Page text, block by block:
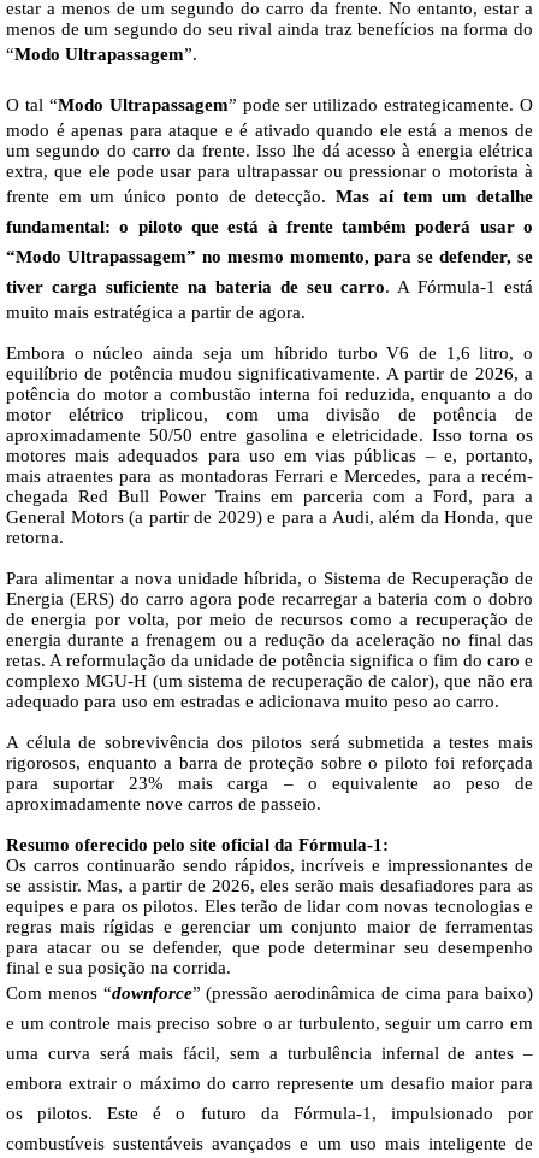
estar a menos de um segundo do carro da frente. No entanto, estar a
menos de um segundo do seu rival ainda traz benefícios na forma do
“Modo Ultrapassagem”.
O tal “Modo Ultrapassagem” pode ser utilizado estrategicamente. O
modo é apenas para ataque e é ativado quando ele está a menos de
um segundo do carro da frente. Isso lhe dá acesso à energia elétrica
extra, que ele pode usar para ultrapassar ou pressionar o motorista à
frente em um único ponto de detecção. Mas aí tem um detalhe
fundamental: o piloto que está à frente também poderá usar o
“Modo Ultrapassagem” no mesmo momento, para se defender, se
tiver carga suficiente na bateria de seu carro. A Fórmula-1 está
muito mais estratégica a partir de agora.
Embora o núcleo ainda seja um híbrido turbo V6 de 1,6 litro, o
equilíbrio de potência mudou significativamente. A partir de 2026, a
potência do motor a combustão interna foi reduzida, enquanto a do
motor elétrico triplicou, com uma divisão de potência de
aproximadamente 50/50 entre gasolina e eletricidade. Isso torna os
motores mais adequados para uso em vias públicas – e, portanto,
mais atraentes para as montadoras Ferrari e Mercedes, para a recém-
chegada Red Bull Power Trains em parceria com a Ford, para a
General Motors (a partir de 2029) e para a Audi, além da Honda, que
retorna.
Para alimentar a nova unidade híbrida, o Sistema de Recuperação de
Energia (ERS) do carro agora pode recarregar a bateria com o dobro
de energia por volta, por meio de recursos como a recuperação de
energia durante a frenagem ou a redução da aceleração no final das
retas. A reformulação da unidade de potência significa o fim do caro e
complexo MGU-H (um sistema de recuperação de calor), que não era
adequado para uso em estradas e adicionava muito peso ao carro.
A célula de sobrevivência dos pilotos será submetida a testes mais
rigorosos, enquanto a barra de proteção sobre o piloto foi reforçada
para suportar 23% mais carga – o equivalente ao peso de
aproximadamente nove carros de passeio.
Resumo oferecido pelo site oficial da Fórmula-1:
Os carros continuarão sendo rápidos, incríveis e impressionantes de
se assistir. Mas, a partir de 2026, eles serão mais desafiadores para as
equipes e para os pilotos. Eles terão de lidar com novas tecnologias e
regras mais rígidas e gerenciar um conjunto maior de ferramentas
para atacar ou se defender, que pode determinar seu desempenho
final e sua posição na corrida.
Com menos “downforce” (pressão aerodinâmica de cima para baixo)
e um controle mais preciso sobre o ar turbulento, seguir um carro em
uma curva será mais fácil, sem a turbulência infernal de antes –
embora extrair o máximo do carro represente um desafio maior para
os pilotos. Este é o futuro da Fórmula-1, impulsionado por
combustíveis sustentáveis avançados e um uso mais inteligente de